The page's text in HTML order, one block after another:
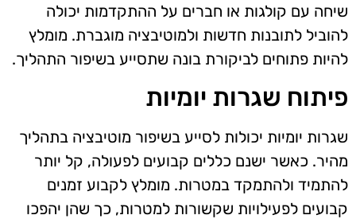
שיחה עם קולגות או חברים על ההתקדמות יכולה
להוביל לתובנות חדשות ולמוטיבציה מוגברת. מומלץ
להיות פתוחים לביקורת בונה שתסייע בשיפור התהליך.
פיתוח שגרות יומיות
שגרות יומיות יכולות לסייע בשיפור מוטיבציה בתהליך
מהיר. כאשר ישנם כללים קבועים לפעולה, קל יותר
להתמיד ולהתמקד במטרות. מומלץ לקבוע זמנים
קבועים לפעילויות שקשורות למטרות, כך שהן יהפכו